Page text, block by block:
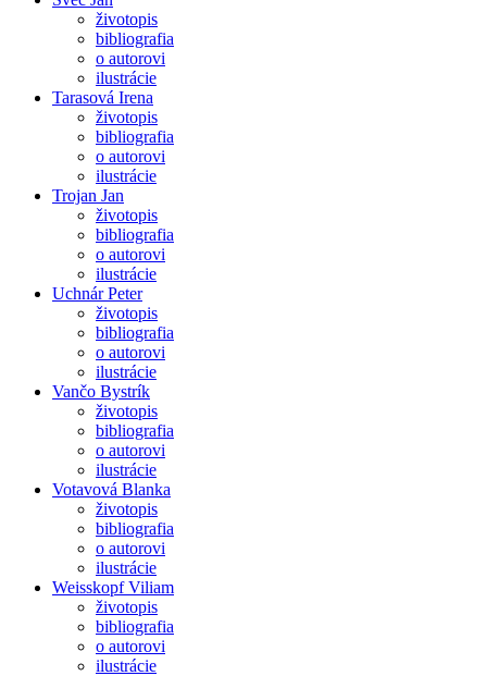
životopis
bibliografia
o autorovi
ilustrácie
Tarasová Irena
životopis
bibliografia
o autorovi
ilustrácie
Trojan Jan
životopis
bibliografia
o autorovi
ilustrácie
Uchnár Peter
životopis
bibliografia
o autorovi
ilustrácie
Vančo Bystrík
životopis
bibliografia
o autorovi
ilustrácie
Votavová Blanka
životopis
bibliografia
o autorovi
ilustrácie
Weisskopf Viliam
životopis
bibliografia
o autorovi
ilustrácie